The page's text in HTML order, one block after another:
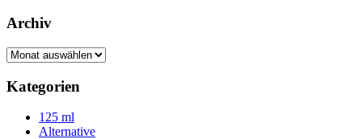
Archiv
Archiv
Kategorien
125 ml
Alternative